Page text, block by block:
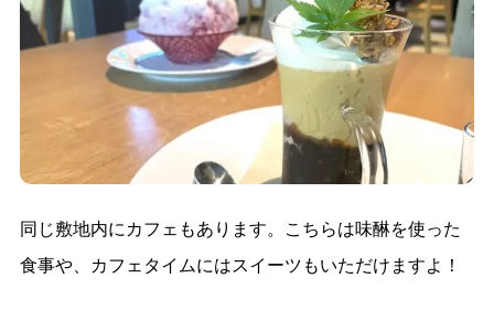
同じ敷地内にカフェもあります。こちらは味醂を使った
食事や、カフェタイムにはスイーツもいただけますよ！